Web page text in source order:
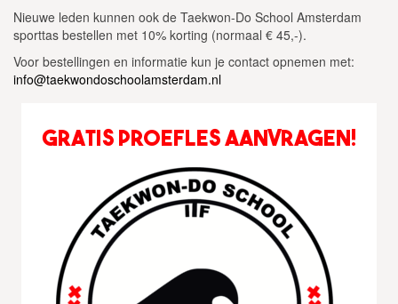
Nieuwe leden kunnen ook de Taekwon-Do School Amsterdam
sporttas bestellen met 10% korting (normaal € 45,-).
Voor bestellingen en informatie kun je contact opnemen met:
info@taekwondoschoolamsterdam.nl